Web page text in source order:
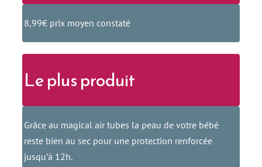
8,99€ prix moyen constaté
Le plus produit
Grâce au magical air tubes la peau de votre bébé
reste bien au sec pour une protection renforcée
jusqu’à 12h.